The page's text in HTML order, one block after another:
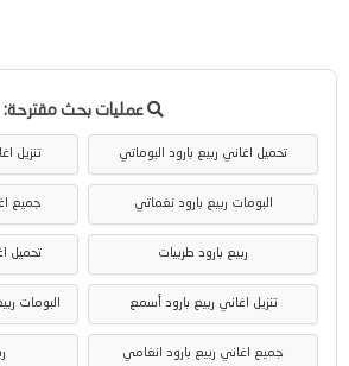
عمليات بحث مقترحة:
تحميل اغاني ربيع بارود البوماتي تنزيل
البومات ربيع بارود نغماتي جميع
ربيع بارود طربيات تحميل
تنزيل اغاني ربيع بارود أسمع البومات
جميع اغاني ربيع بارود انغامي